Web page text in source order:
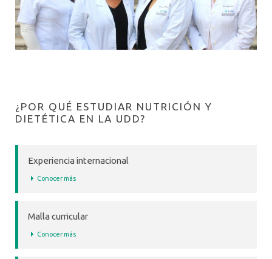
¿POR QUÉ ESTUDIAR NUTRICIÓN Y
DIETÉTICA EN LA UDD?
Experiencia internacional
Conocer más
Malla curricular
Conocer más